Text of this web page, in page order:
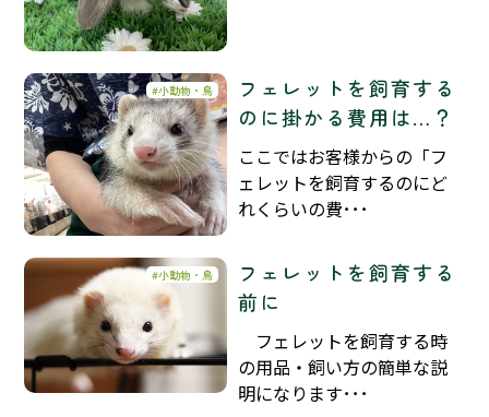
小動物・鳥
フェレットを飼育する
のに掛かる費用は…？
ここではお客様からの「フ
ェレットを飼育するのにど
れくらいの費･･･
小動物・鳥
フェレットを飼育する
前に
フェレットを飼育する時
の用品・飼い方の簡単な説
明になります･･･